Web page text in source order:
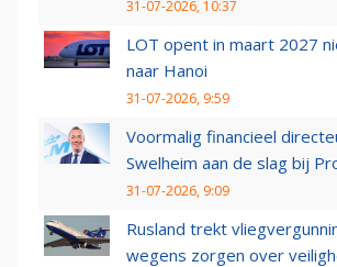
31-07-2026, 10:37
LOT opent in maart 2027
naar Hanoi
31-07-2026, 9:59
Voormalig financieel
Swelheim aan de slag bij
31-07-2026, 9:09
Rusland trekt
wegens zorgen over